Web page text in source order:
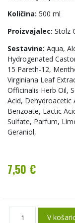
Količina: 500 ml
Proizvajalec: Stolz
Sestavine: Aqua,
Hydrogenated
15 Pareth-12,
Virginiana Leaf
Officinalis Herb Oil,
Acid, Dehydroacetic
Benzoate, Lactic
Sulfate, Parfum,
Geraniol,
7,50 €
V